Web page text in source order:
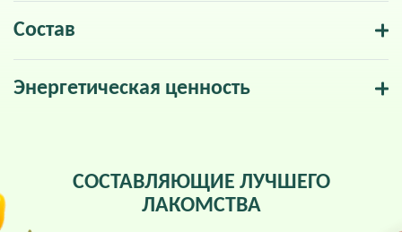
Состав
Энергетическая ценность
СОСТАВЛЯЮЩИЕ ЛУЧШЕГО
ЛАКОМСТВА